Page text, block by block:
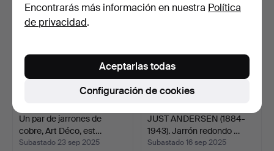
Un par de jarrones de
cobre, Art Déco, est…
Subastado 23 sep 2025
JUST ANDERSEN (1884-
1943). Jarrón redondo …
Subastado 16 sep 2025
Encontrarás más información en nuestra Política
de privacidad.
Configuración de cookies
Aceptarlas todas